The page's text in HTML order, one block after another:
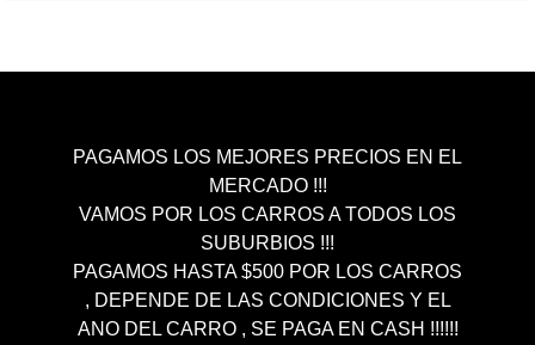
PAGAMOS LOS MEJORES PRECIOS EN EL
MERCADO !!!
VAMOS POR LOS CARROS A TODOS LOS
SUBURBIOS !!!
PAGAMOS HASTA $500 POR LOS CARROS
, DEPENDE DE LAS CONDICIONES Y EL
ANO DEL CARRO , SE PAGA EN CASH !!!!!!